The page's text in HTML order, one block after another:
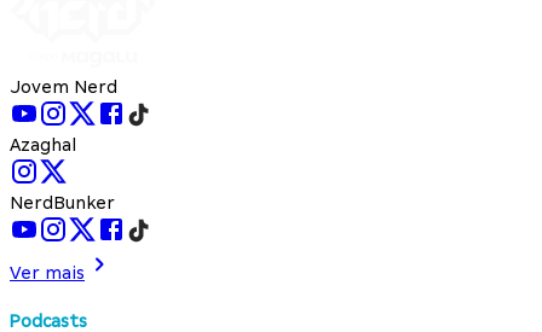
Jovem Nerd
Azaghal
NerdBunker
Ver mais
Podcasts